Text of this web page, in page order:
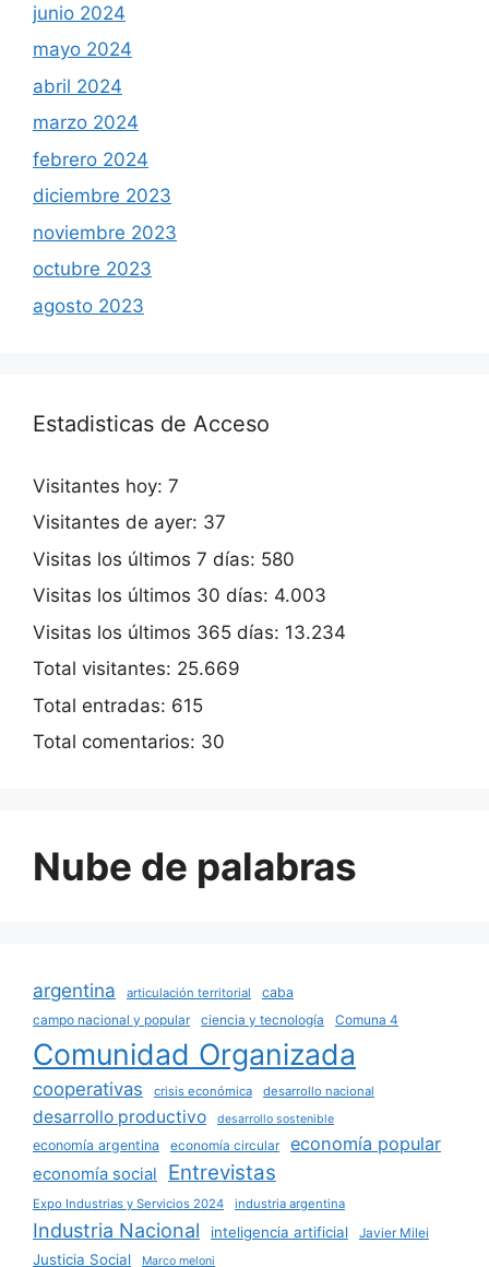
junio 2024
mayo 2024
abril 2024
marzo 2024
febrero 2024
diciembre 2023
noviembre 2023
octubre 2023
agosto 2023
Estadisticas de Acceso
Visitantes hoy: 7
Visitantes de ayer: 37
Visitas los últimos 7 días: 580
Visitas los últimos 30 días: 4.003
Visitas los últimos 365 días: 13.234
Total visitantes: 25.669
Total entradas: 615
Total comentarios: 30
Nube de palabras
argentina articulación territorial
caba
campo nacional y popular
ciencia y tecnología Comuna 4
Comunidad Organizada
cooperativas crisis económica desarrollo nacional
desarrollo productivo desarrollo sostenible
economía argentina economía circular economía popular
economía social Entrevistas
Expo Industrias y Servicios 2024 industria argentina
Industria Nacional inteligencia artificial Javier Milei
Justicia Social Marco meloni